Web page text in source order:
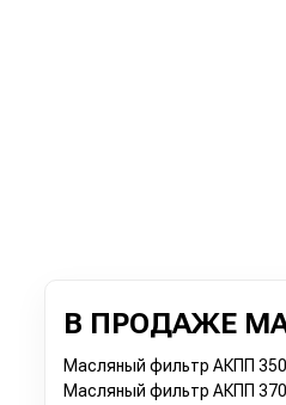
В ПРОДАЖЕ
Масляный фильтр АКПП
Масляный фильтр АКПП